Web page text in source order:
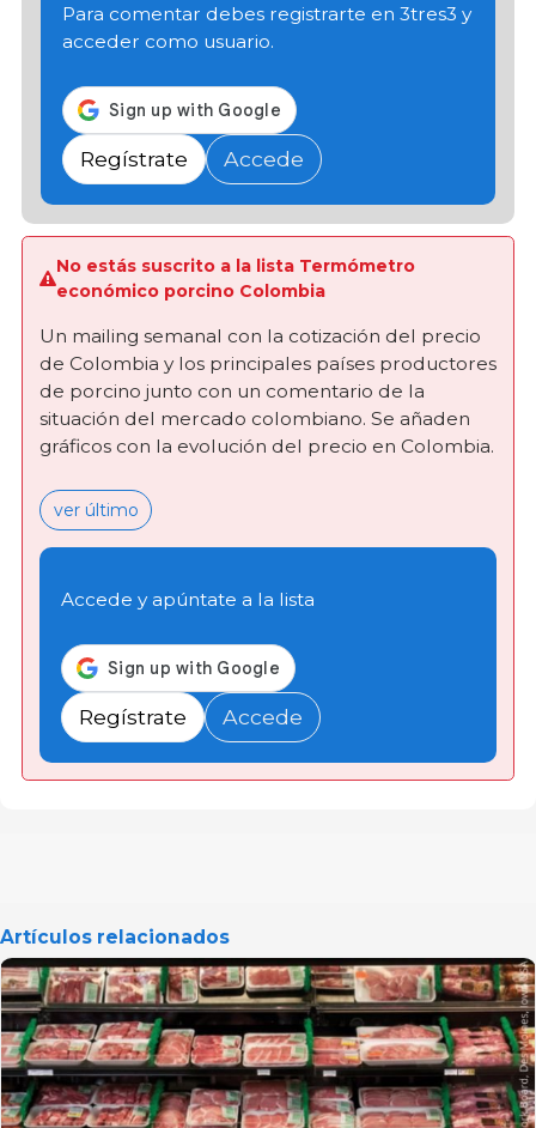
Para comentar debes registrarte en 3tres3 y
acceder como usuario.
Regístrate Accede
No estás suscrito a la lista Termómetro
económico porcino Colombia
Un mailing semanal con la cotización del precio
de Colombia y los principales países productores
de porcino junto con un comentario de la
situación del mercado colombiano. Se añaden
gráficos con la evolución del precio en Colombia.
ver último
Accede y apúntate a la lista
Regístrate Accede
Artículos relacionados